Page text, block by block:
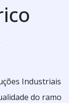
Industriais
do ramo